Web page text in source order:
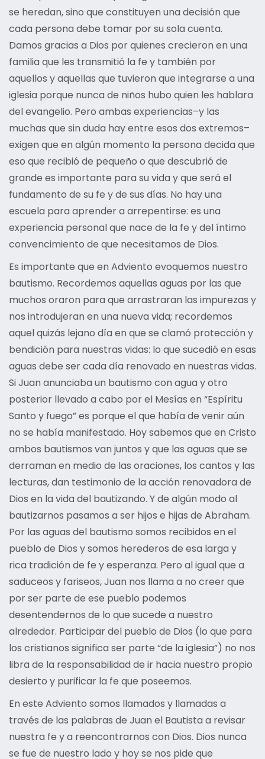
se heredan, sino que constituyen una decisión que
cada persona debe tomar por su sola cuenta.
Damos gracias a Dios por quienes crecieron en una
familia que les transmitió la fe y también por
aquellos y aquellas que tuvieron que integrarse a una
iglesia porque nunca de niños hubo quien les hablara
del evangelio. Pero ambas experiencias–y las
muchas que sin duda hay entre esos dos extremos–
exigen que en algún momento la persona decida que
eso que recibió de pequeño o que descubrió de
grande es importante para su vida y que será el
fundamento de su fe y de sus días. No hay una
escuela para aprender a arrepentirse: es una
experiencia personal que nace de la fe y del íntimo
convencimiento de que necesitamos de Dios.
Es importante que en Adviento evoquemos nuestro
bautismo. Recordemos aquellas aguas por las que
muchos oraron para que arrastraran las impurezas y
nos introdujeran en una nueva vida; recordemos
aquel quizás lejano día en que se clamó protección y
bendición para nuestras vidas: lo que sucedió en esas
aguas debe ser cada día renovado en nuestras vidas.
Si Juan anunciaba un bautismo con agua y otro
posterior llevado a cabo por el Mesías en “Espíritu
Santo y fuego” es porque el que había de venir aún
no se había manifestado. Hoy sabemos que en Cristo
ambos bautismos van juntos y que las aguas que se
derraman en medio de las oraciones, los cantos y las
lecturas, dan testimonio de la acción renovadora de
Dios en la vida del bautizando. Y de algún modo al
bautizarnos pasamos a ser hijos e hijas de Abraham.
Por las aguas del bautismo somos recibidos en el
pueblo de Dios y somos herederos de esa larga y
rica tradición de fe y esperanza. Pero al igual que a
saduceos y fariseos, Juan nos llama a no creer que
por ser parte de ese pueblo podemos
desentendernos de lo que sucede a nuestro
alrededor. Participar del pueblo de Dios (lo que para
los cristianos significa ser parte “de la iglesia”) no nos
libra de la responsabilidad de ir hacia nuestro propio
desierto y purificar la fe que poseemos.
En este Adviento somos llamados y llamadas a
través de las palabras de Juan el Bautista a revisar
nuestra fe y a reencontrarnos con Dios. Dios nunca
se fue de nuestro lado y hoy se nos pide que